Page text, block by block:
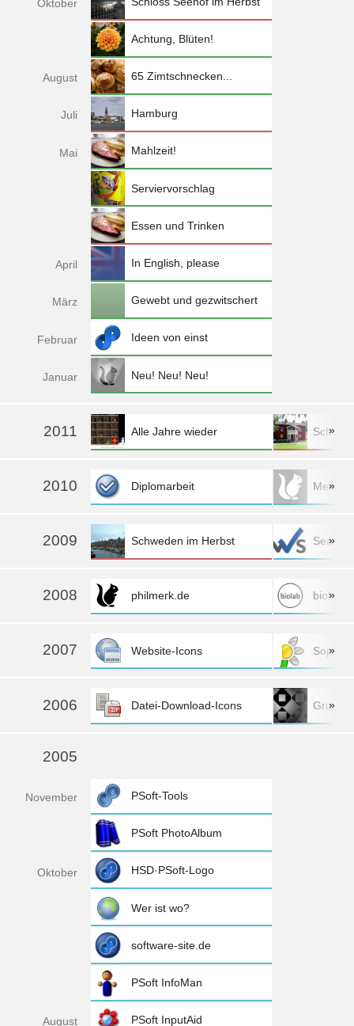
Oktober
Achtung, Blüten!
August 65 Zimtschnecken...
Juli Hamburg
Mai Mahlzeit!
Serviervorschlag
Essen und Trinken
April In English, please
März Gewebt und gezwitschert
Februar Ideen von einst
Januar Neu! Neu! Neu!
2011 Alle Jahre wieder »
2010 Diplomarbeit Mein
mehr »
»
2009 Schweden im Herbst »
2008 philmerk.de biolab
»
2007 Website-Icons Sopra
»
2006 Datei-Download-Icons »
2005
November PSoft-Tools
PSoft PhotoAlbum
Oktober HSD·PSoft-Logo
Wer ist wo?
software-site.de
PSoft InfoMan
August PSoft InputAid